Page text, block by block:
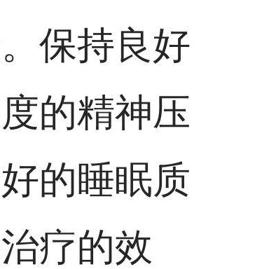
保持良好
的精神压
的睡眠质
疗的效